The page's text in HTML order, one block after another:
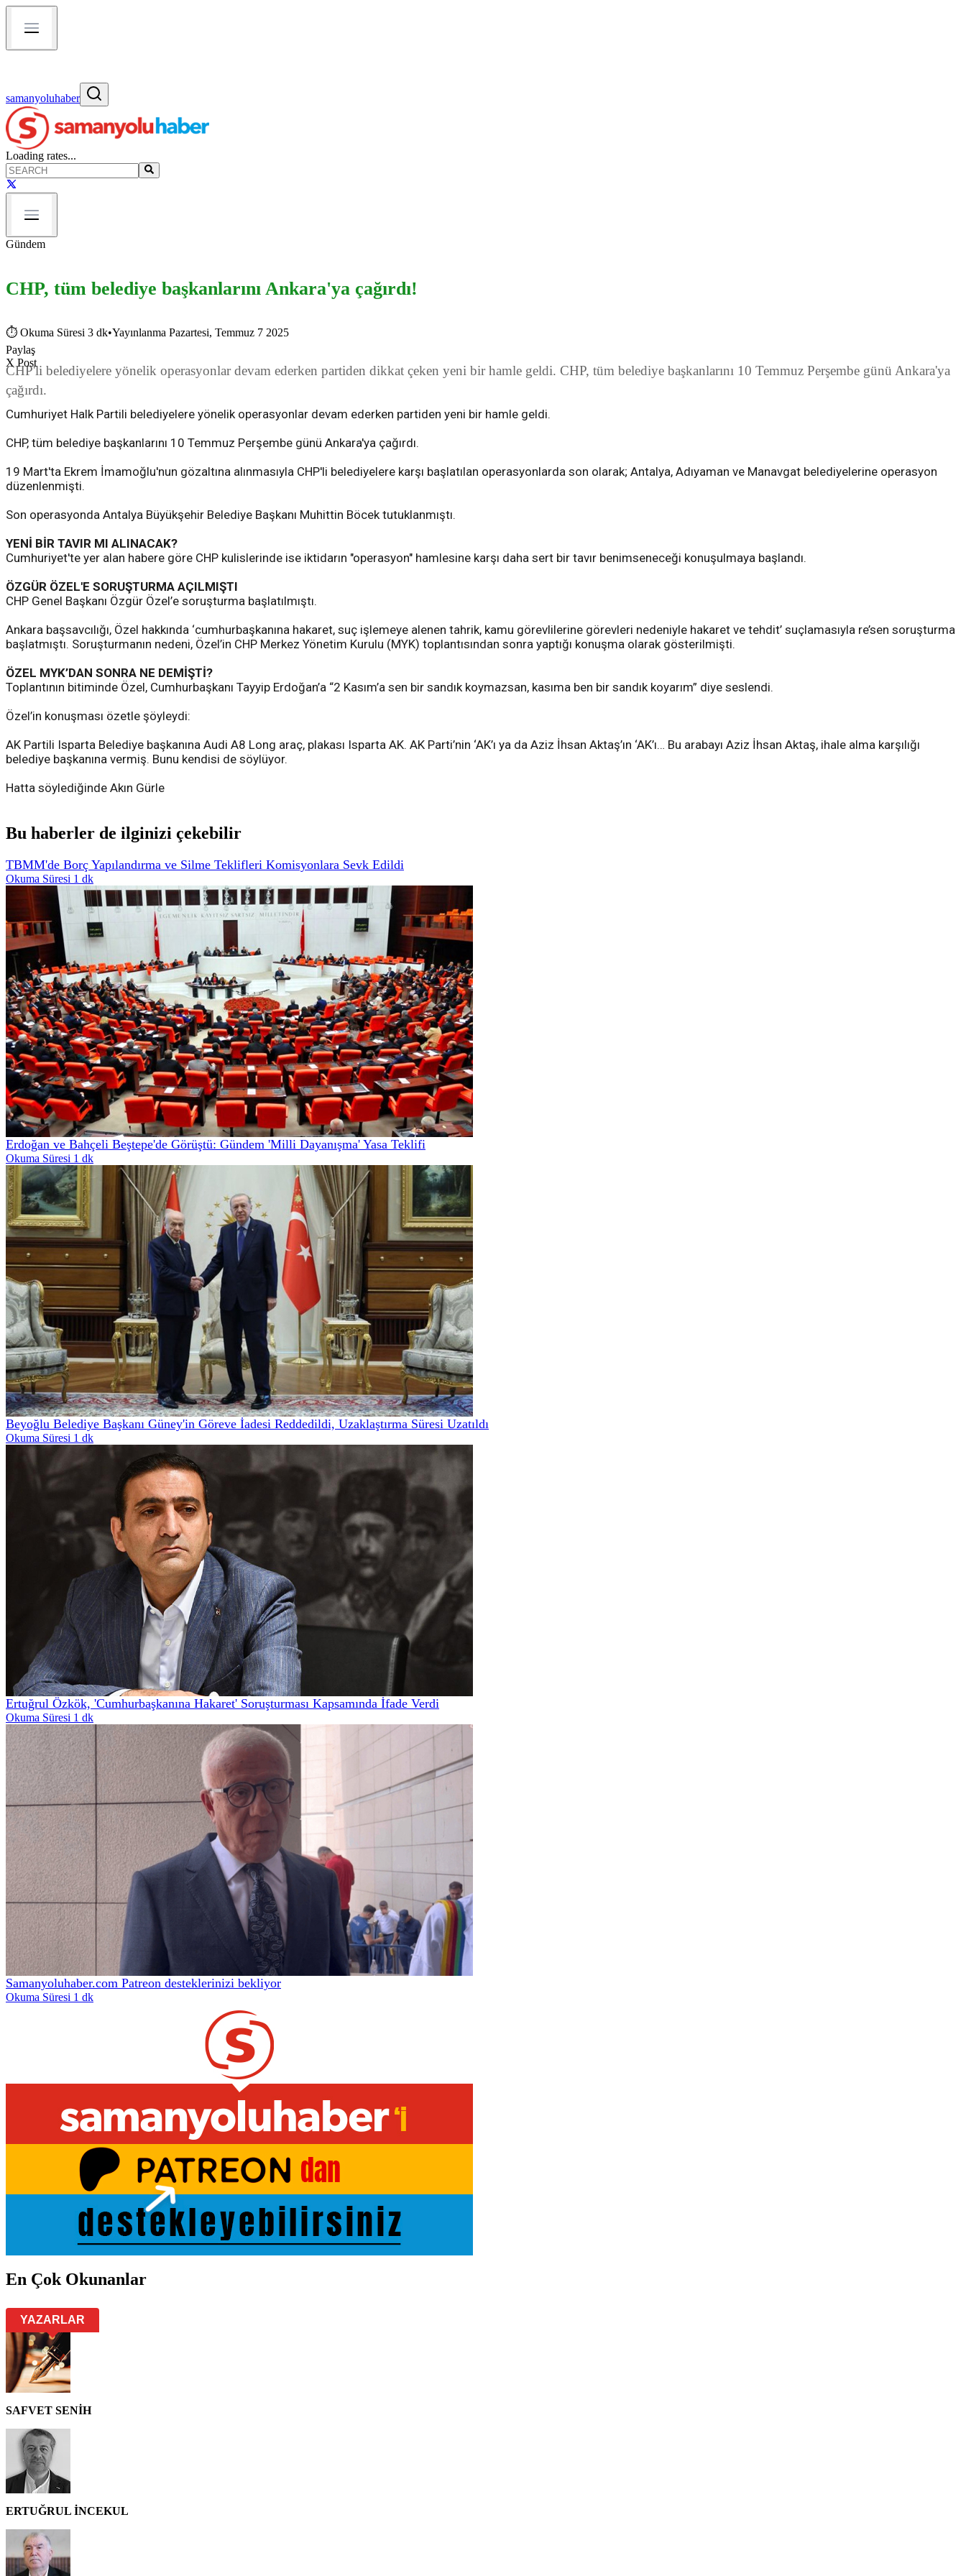
samanyoluhaber
Loading rates...
Gündem
CHP, tüm belediye başkanlarını Ankara'ya çağırdı!
⏱ Okuma Süresi 3 dk•Yayınlanma Pazartesi, Temmuz 7 2025
Paylaş
X Post
CHP'li belediyelere yönelik operasyonlar devam ederken partiden dikkat çeken yeni bir hamle geldi. CHP, tüm belediye başkanlarını 10 Temmuz Perşembe günü Ankara'ya
çağırdı.
Cumhuriyet Halk Partili belediyelere yönelik operasyonlar devam ederken partiden yeni bir hamle geldi.
CHP, tüm belediye başkanlarını 10 Temmuz Perşembe günü Ankara'ya çağırdı.
19 Mart'ta Ekrem İmamoğlu'nun gözaltına alınmasıyla CHP'li belediyelere karşı başlatılan operasyonlarda son olarak; Antalya, Adıyaman ve Manavgat belediyelerine operasyon
düzenlenmişti.
Son operasyonda Antalya Büyükşehir Belediye Başkanı Muhittin Böcek tutuklanmıştı.
YENİ BİR TAVIR MI ALINACAK?
Cumhuriyet'te yer alan habere göre CHP kulislerinde ise iktidarın "operasyon" hamlesine karşı daha sert bir tavır benimseneceği konuşulmaya başlandı.
ÖZGÜR ÖZEL'E SORUŞTURMA AÇILMIŞTI
CHP Genel Başkanı Özgür Özel’e soruşturma başlatılmıştı.
Ankara başsavcılığı, Özel hakkında ‘cumhurbaşkanına hakaret, suç işlemeye alenen tahrik, kamu görevlilerine görevleri nedeniyle hakaret ve tehdit’ suçlamasıyla re’sen soruşturma
başlatmıştı. Soruşturmanın nedeni, Özel’in CHP Merkez Yönetim Kurulu (MYK) toplantısından sonra yaptığı konuşma olarak gösterilmişti.
ÖZEL MYK’DAN SONRA NE DEMİŞTİ?
Toplantının bitiminde Özel, Cumhurbaşkanı Tayyip Erdoğan’a “2 Kasım’a sen bir sandık koymazsan, kasıma ben bir sandık koyarım” diye seslendi.
Özel’in konuşması özetle şöyleydi:
AK Partili Isparta Belediye başkanına Audi A8 Long araç, plakası Isparta AK. AK Parti’nin ‘AK’ı ya da Aziz İhsan Aktaş’ın ‘AK’ı… Bu arabayı Aziz İhsan Aktaş, ihale alma karşılığı
belediye başkanına vermiş. Bunu kendisi de söylüyor.
Hatta söylediğinde Akın Gürle
Bu haberler de ilginizi çekebilir
TBMM'de Borç Yapılandırma ve Silme Teklifleri Komisyonlara Sevk Edildi
Okuma Süresi 1 dk
Erdoğan ve Bahçeli Beştepe'de Görüştü: Gündem 'Milli Dayanışma' Yasa Teklifi
Okuma Süresi 1 dk
Beyoğlu Belediye Başkanı Güney'in Göreve İadesi Reddedildi, Uzaklaştırma Süresi Uzatıldı
Okuma Süresi 1 dk
Ertuğrul Özkök, 'Cumhurbaşkanına Hakaret' Soruşturması Kapsamında İfade Verdi
Okuma Süresi 1 dk
Samanyoluhaber.com Patreon desteklerinizi bekliyor
Okuma Süresi 1 dk
En Çok Okunanlar
YAZARLAR
SAFVET SENİH
ERTUĞRUL İNCEKUL